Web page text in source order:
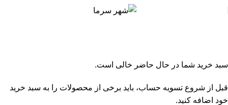
سبد خرید شما در حال حاضر خالی است.
قبل از شروع تسویه حساب، باید برخی از محصولات را به سبد خرید
خود اضافه کنید.